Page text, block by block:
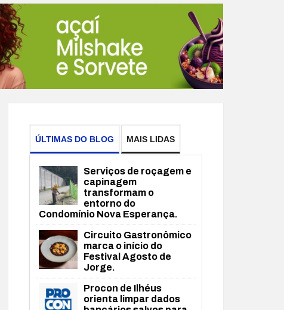
ÚLTIMAS DO BLOG MAIS LIDAS
Serviços de roçagem e
capinagem
transformam o
entorno do
Condomínio Nova Esperança.
Circuito Gastronômico
marca o início do
Festival Agosto de
Jorge.
Procon de Ilhéus
orienta limpar dados